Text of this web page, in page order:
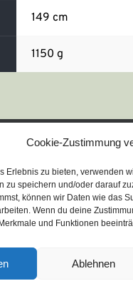
Cookie-Zustimmung
Erlebnis zu bieten, verwenden
zu speichern und/oder darauf
können wir Daten wie das
Wenn du deine
und Funktionen
Ablehnen
149 cm
1150 g